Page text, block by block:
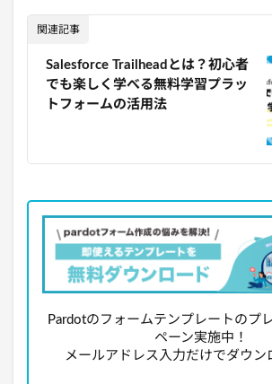
関連記事
Salesforce Trailheadとは？初心者
でも楽しく学べる無料学習プラッ
トフォームの活用法
Pardotのフォームテンプレートのプ
ペーン実施中！
メールアドレス入力だけでダウン